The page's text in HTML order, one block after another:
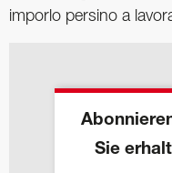
imporlo persino a
Sie